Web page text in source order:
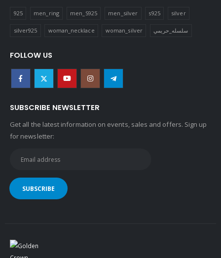
925 men_ring men_S925 men_silver s925 silver
silver925 woman_necklace woman_silver سلسله_حريمي
FOLLOW US
SUBSCRIBE NEWSLETTER
Get all the latest information on events, sales and offers. Sign up
for newsletter: